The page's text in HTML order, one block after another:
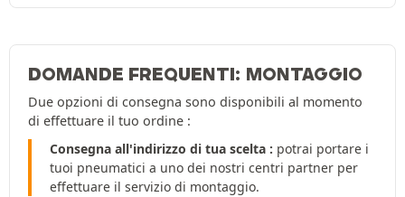
DOMANDE FREQUENTI: MONTAGGIO
Due opzioni di consegna sono disponibili al momento
di effettuare il tuo ordine :
Consegna all'indirizzo di tua scelta : potrai portare i
tuoi pneumatici a uno dei nostri centri partner per
effettuare il servizio di montaggio.